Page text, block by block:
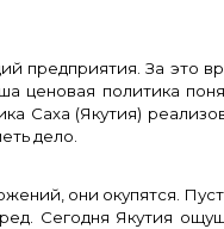
предприятия. За это
ценовая политика
Саха (Якутия)
дело.
они окупятся.
Сегодня Якутия